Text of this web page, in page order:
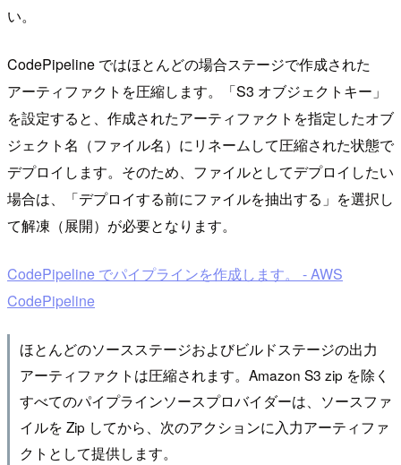
い。
CodePipeline ではほとんどの場合ステージで作成された
アーティファクトを圧縮します。「S3 オブジェクトキー」
を設定すると、作成されたアーティファクトを指定したオブ
ジェクト名（ファイル名）にリネームして圧縮された状態で
デプロイします。そのため、ファイルとしてデプロイしたい
場合は、「デプロイする前にファイルを抽出する」を選択し
て解凍（展開）が必要となります。
CodePipeline でパイプラインを作成します。 - AWS
CodePipeline
ほとんどのソースステージおよびビルドステージの出力
アーティファクトは圧縮されます。Amazon S3 zip を除く
すべてのパイプラインソースプロバイダーは、ソースファ
イルを Zip してから、次のアクションに入力アーティファ
クトとして提供します。